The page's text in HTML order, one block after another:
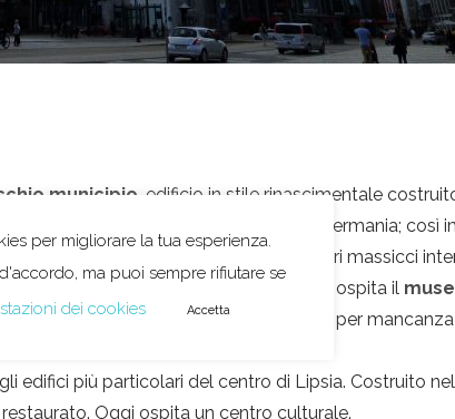
municipio , edificio in stile rinascimentale
ed è una delle più imponenti della Germania; così
duramente Lipsia. Furono necessari massicci
ulteriori lavori a fine anni ’80. Dal 1909 ospita il
della città, che abbiamo dovuto saltare per
edifici più particolari del centro di Lipsia. Costruito
Oggi ospita un centro culturale.
per migliorare la tua esperienza.
ma puoi sempre rifiutare se
dei cookies Accetta